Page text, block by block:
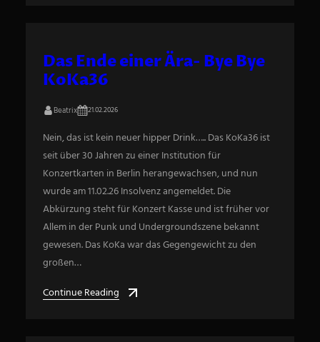
Das Ende einer Ära- Bye Bye
KoKa36
Beatrix 21.02.2026
Nein, das ist kein neuer hipper Drink….. Das KoKa36 ist
seit über 30 Jahren zu einer Institution für
Konzertkarten in Berlin herangewachsen, und nun
wurde am 11.02.26 Insolvenz angemeldet. Die
Abkürzung steht für Konzert Kasse und ist früher vor
Allem in der Punk und Undergroundszene bekannt
gewesen. Das KoKa war das Gegengewicht zu den
großen…
Continue Reading